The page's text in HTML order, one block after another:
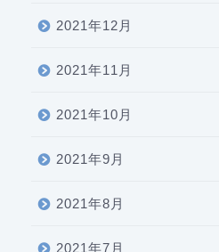
2021年12月
2021年11月
2021年10月
2021年9月
2021年8月
2021年7月